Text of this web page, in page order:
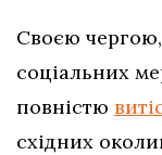
Своєю чергою,
соціальних
повністю
східних